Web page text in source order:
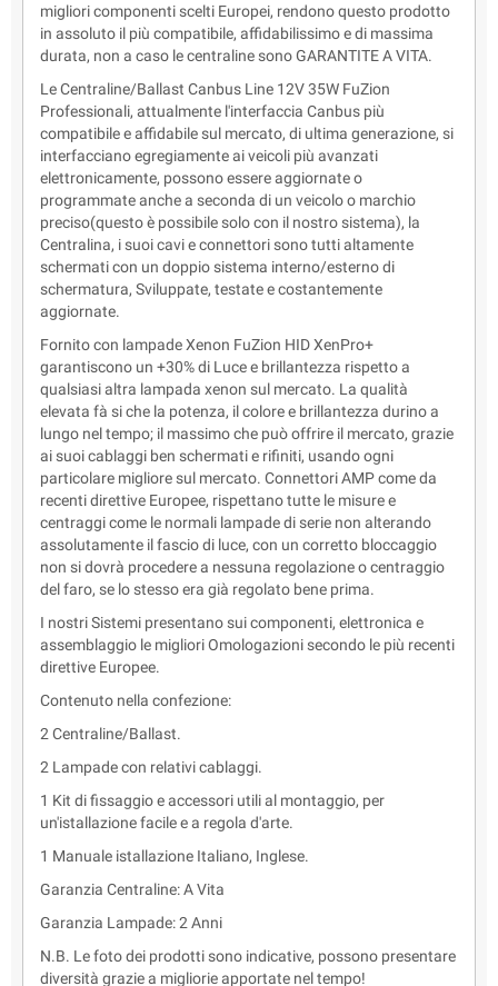
migliori componenti scelti Europei, rendono questo prodotto
in assoluto il più compatibile, affidabilissimo e di massima
durata, non a caso le centraline sono GARANTITE A VITA.
Le Centraline/Ballast Canbus Line 12V 35W FuZion
Professionali, attualmente l'interfaccia Canbus più
compatibile e affidabile sul mercato, di ultima generazione, si
interfacciano egregiamente ai veicoli più avanzati
elettronicamente, possono essere aggiornate o
programmate anche a seconda di un veicolo o marchio
preciso(questo è possibile solo con il nostro sistema), la
Centralina, i suoi cavi e connettori sono tutti altamente
schermati con un doppio sistema interno/esterno di
schermatura, Sviluppate, testate e costantemente
aggiornate.
Fornito con lampade Xenon FuZion HID XenPro+
garantiscono un +30% di Luce e brillantezza rispetto a
qualsiasi altra lampada xenon sul mercato. La qualità
elevata fà si che la potenza, il colore e brillantezza durino a
lungo nel tempo; il massimo che può offrire il mercato, grazie
ai suoi cablaggi ben schermati e rifiniti, usando ogni
particolare migliore sul mercato. Connettori AMP come da
recenti direttive Europee, rispettano tutte le misure e
centraggi come le normali lampade di serie non alterando
assolutamente il fascio di luce, con un corretto bloccaggio
non si dovrà procedere a nessuna regolazione o centraggio
del faro, se lo stesso era già regolato bene prima.
I nostri Sistemi presentano sui componenti, elettronica e
assemblaggio le migliori Omologazioni secondo le più recenti
direttive Europee.
Contenuto nella confezione:
2 Centraline/Ballast.
2 Lampade con relativi cablaggi.
1 Kit di fissaggio e accessori utili al montaggio, per
un'istallazione facile e a regola d'arte.
1 Manuale istallazione Italiano, Inglese.
Garanzia Centraline: A Vita
Garanzia Lampade: 2 Anni
N.B. Le foto dei prodotti sono indicative, possono presentare
diversità grazie a migliorie apportate nel tempo!